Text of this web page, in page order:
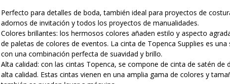
Perfecto para detalles de boda, también ideal para proyectos de
adornos de invitación y todos los proyectos de manualidades.
Colores brillantes: los hermosos colores añaden estilo y aspecto
de paletas de colores de eventos. La cinta de Topenca Supplies es
con una combinación perfecta de suavidad y brillo.
Alta calidad: con las cintas Topenca, se compone de cinta de satén de
alta calidad. Estas cintas vienen en una amplia gama de colores y